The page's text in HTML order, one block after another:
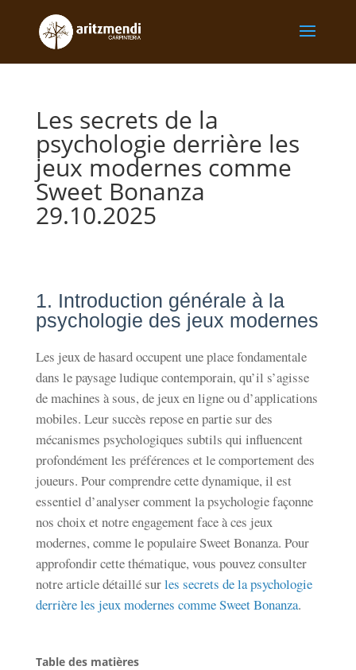
Les secrets de la
psychologie derrière les
jeux modernes comme
Sweet Bonanza
29.10.2025
1. Introduction générale à la
psychologie des jeux modernes
Les jeux de hasard occupent une place fondamentale
dans le paysage ludique contemporain, qu’il s’agisse
de machines à sous, de jeux en ligne ou d’applications
mobiles. Leur succès repose en partie sur des
mécanismes psychologiques subtils qui influencent
profondément les préférences et le comportement des
joueurs. Pour comprendre cette dynamique, il est
essentiel d’analyser comment la psychologie façonne
nos choix et notre engagement face à ces jeux
modernes, comme le populaire Sweet Bonanza. Pour
approfondir cette thématique, vous pouvez consulter
notre article détaillé surles secrets de la psychologie
derrière les jeux modernes comme Sweet Bonanza.
Table des matières